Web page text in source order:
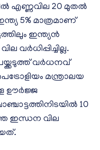
എണ്ണവില 20 മുതൽ
5% മാത്രമാണ്
ഇന്ത്യൻ
വർധിപ്പിച്ചില്ല.
വർധനവ്
മന്ത്രാലയ
ഊർജ്ജ
10
ഇന്ധന വില